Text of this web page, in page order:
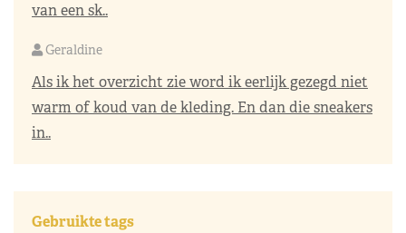
van een sk..
Geraldine
Als ik het overzicht zie word ik eerlijk gezegd niet
warm of koud van de kleding. En dan die sneakers
in..
Gebruikte tags